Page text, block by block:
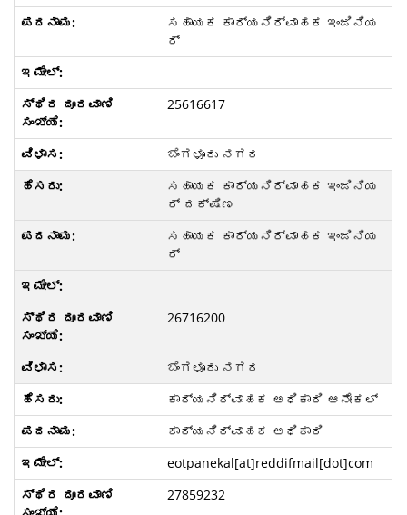
ಸಹಾಯಕ ಕಾರ್ಯನಿರ್ವಾಹಕ ಇಂಜಿನಿಯ
ರ್
25616617
ಬೆಂಗಳೂರು ನಗರ
ಸಹಾಯಕ ಕಾರ್ಯನಿರ್ವಾಹಕ ಇಂಜಿನಿಯ
ರ್ ದಕ್ಷಿಣ
ಸಹಾಯಕ ಕಾರ್ಯನಿರ್ವಾಹಕ ಇಂಜಿನಿಯ
ರ್
26716200
ಬೆಂಗಳೂರು ನಗರ
ಕಾರ್ಯನಿರ್ವಾಹಕ ಅಧಿಕಾರಿ ಆನೇಕಲ್
ಕಾರ್ಯನಿರ್ವಾಹಕ ಅಧಿಕಾರಿ
eotpanekal[at]reddifmail[dot]com
27859232